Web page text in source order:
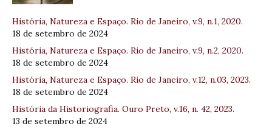
História, Natureza e Espaço. Rio de Janeiro, v.9, n.1, 2020.
18 de setembro de 2024
História, Natureza e Espaço. Rio de Janeiro, v.9, n.2, 2020.
18 de setembro de 2024
História, Natureza e Espaço. Rio de Janeiro, v.12, n.03, 2023.
18 de setembro de 2024
História da Historiografia. Ouro Preto, v.16, n. 42, 2023.
13 de setembro de 2024